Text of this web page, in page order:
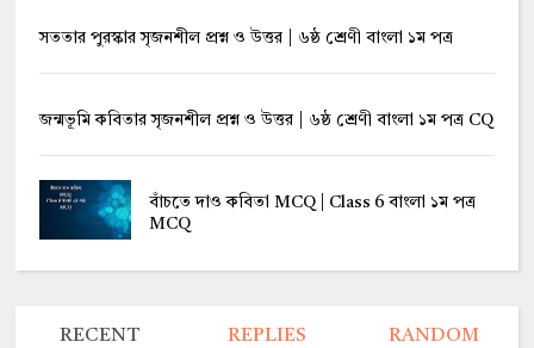
সততার পুরস্কার সৃজনশীল প্রশ্ন ও উত্তর | ৬ষ্ঠ শ্রেণী বাংলা ১ম পত্র
জন্মভূমি কবিতার সৃজনশীল প্রশ্ন ও উত্তর | ৬ষ্ঠ শ্রেণী বাংলা ১ম পত্র CQ
বাঁচতে দাও কবিতা MCQ | Class 6 বাংলা ১ম পত্র
MCQ
RECENT REPLIES RANDOM